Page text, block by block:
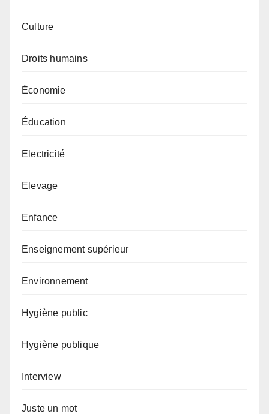
Culture
Droits humains
Économie
Éducation
Electricité
Elevage
Enfance
Enseignement supérieur
Environnement
Hygiène public
Hygiène publique
Interview
Juste un mot